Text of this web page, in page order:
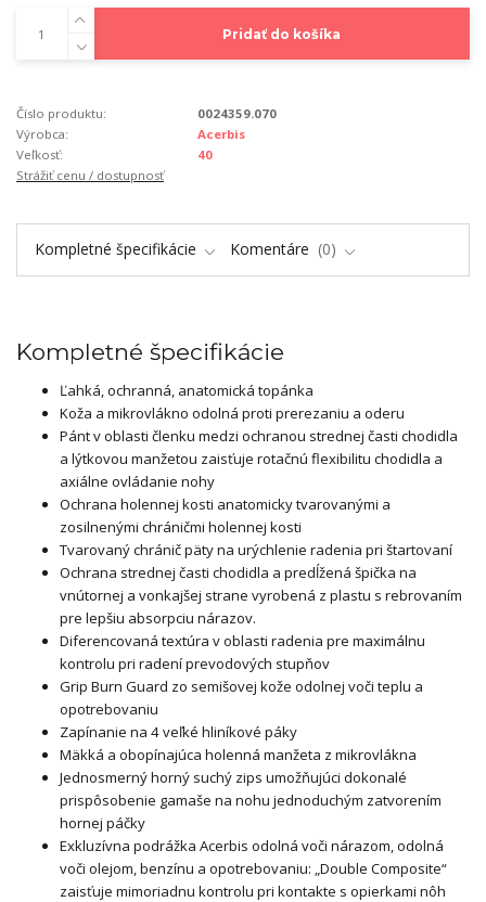
Pridať do košíka
Číslo produktu:
0024359.070
Výrobca:
Acerbis
Veľkosť:
40
Strážiť cenu / dostupnosť
Kompletné špecifikácie Komentáre 0
Kompletné špecifikácie
Ľahká, ochranná, anatomická topánka
Koža a mikrovlákno odolná proti prerezaniu a oderu
Pánt v oblasti členku medzi ochranou strednej časti chodidla
a lýtkovou manžetou zaisťuje rotačnú flexibilitu chodidla a
axiálne ovládanie nohy
Ochrana holennej kosti anatomicky tvarovanými a
zosilnenými chráničmi holennej kosti
Tvarovaný chránič päty na urýchlenie radenia pri štartovaní
Ochrana strednej časti chodidla a predĺžená špička na
vnútornej a vonkajšej strane vyrobená z plastu s rebrovaním
pre lepšiu absorpciu nárazov.
Diferencovaná textúra v oblasti radenia pre maximálnu
kontrolu pri radení prevodových stupňov
Grip Burn Guard zo semišovej kože odolnej voči teplu a
opotrebovaniu
Zapínanie na 4 veľké hliníkové páky
Mäkká a obopínajúca holenná manžeta z mikrovlákna
Jednosmerný horný suchý zips umožňujúci dokonalé
prispôsobenie gamaše na nohu jednoduchým zatvorením
hornej páčky
Exkluzívna podrážka Acerbis odolná voči nárazom, odolná
voči olejom, benzínu a opotrebovaniu: „Double Composite“
zaisťuje mimoriadnu kontrolu pri kontakte s opierkami nôh